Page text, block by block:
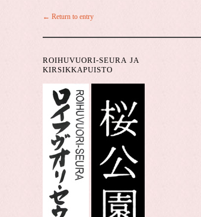
← Return to entry
ROIHUVUORI-SEURA JA
KIRSIKKAPUISTO